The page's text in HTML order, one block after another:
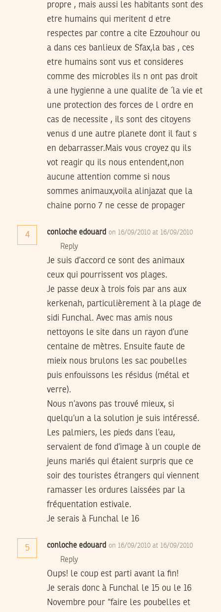
propre , mais aussi les habitants sont des
etre humains qui meritent d etre
respectes par contre a cite Ezzouhour ou
a dans ces banlieux de Sfax,la bas , ces
etre humains sont vus et consideres
comme des microbles ils n ont pas droit
a une hygienne a une qualite de ´la vie et
une protection des forces de l ordre en
cas de necessite , ils sont des citoyens
venus d une autre planete dont il faut s
en debarrasser.Mais vous croyez qu ils
vot reagir qu ils nous entendent,non
aucune attention comme si nous
sommes animaux,voila alinjazat que la
chaine porno 7 ne cesse de propager
4 conloche edouard on 16/09/2010 at 16/09/2010
Reply
Je suis d’accord ce sont des animaux
ceux qui pourrissent vos plages.
Je passe deux à trois fois par ans aux
kerkenah, particulièrement à la plage de
sidi Funchal. Avec mas amis nous
nettoyons le site dans un rayon d’une
centaine de mètres. Ensuite faute de
mieix nous brulons les sac poubelles
puis enfouissons les résidus (métal et
verre).
Nous n’avons pas trouvé mieux, si
quelqu’un a la solution je suis intéressé.
Les palmiers, les pieds dans l’eau,
servaient de fond d’image à un couple de
jeuns mariés qui étaient surpris que ce
soir des touristes étrangers qui viennent
ramasser les ordures laissées par la
fréquentation estivale.
Je serais à Funchal le 16
5 conloche edouard on 16/09/2010 at 16/09/2010
Reply
Oups! le coup est parti avant la fin!
Je serais donc à Funchal le 15 ou le 16
Novembre pour “faire les poubelles et